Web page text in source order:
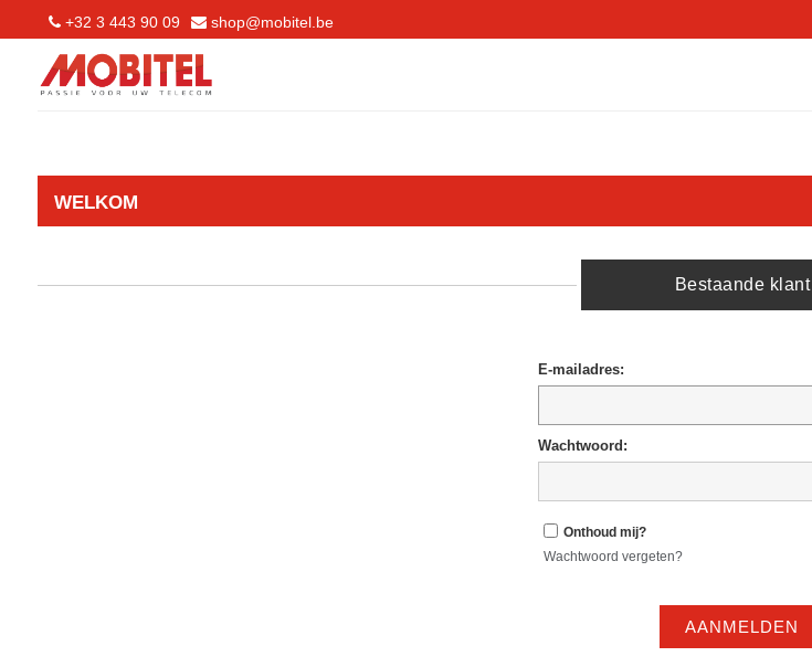
+32 3 443 90 09 shop@mobitel.be
WELKOM
Bestaande klant
E-mailadres:
Wachtwoord:
Onthoud mij?
Wachtwoord vergeten?
AANMELDEN